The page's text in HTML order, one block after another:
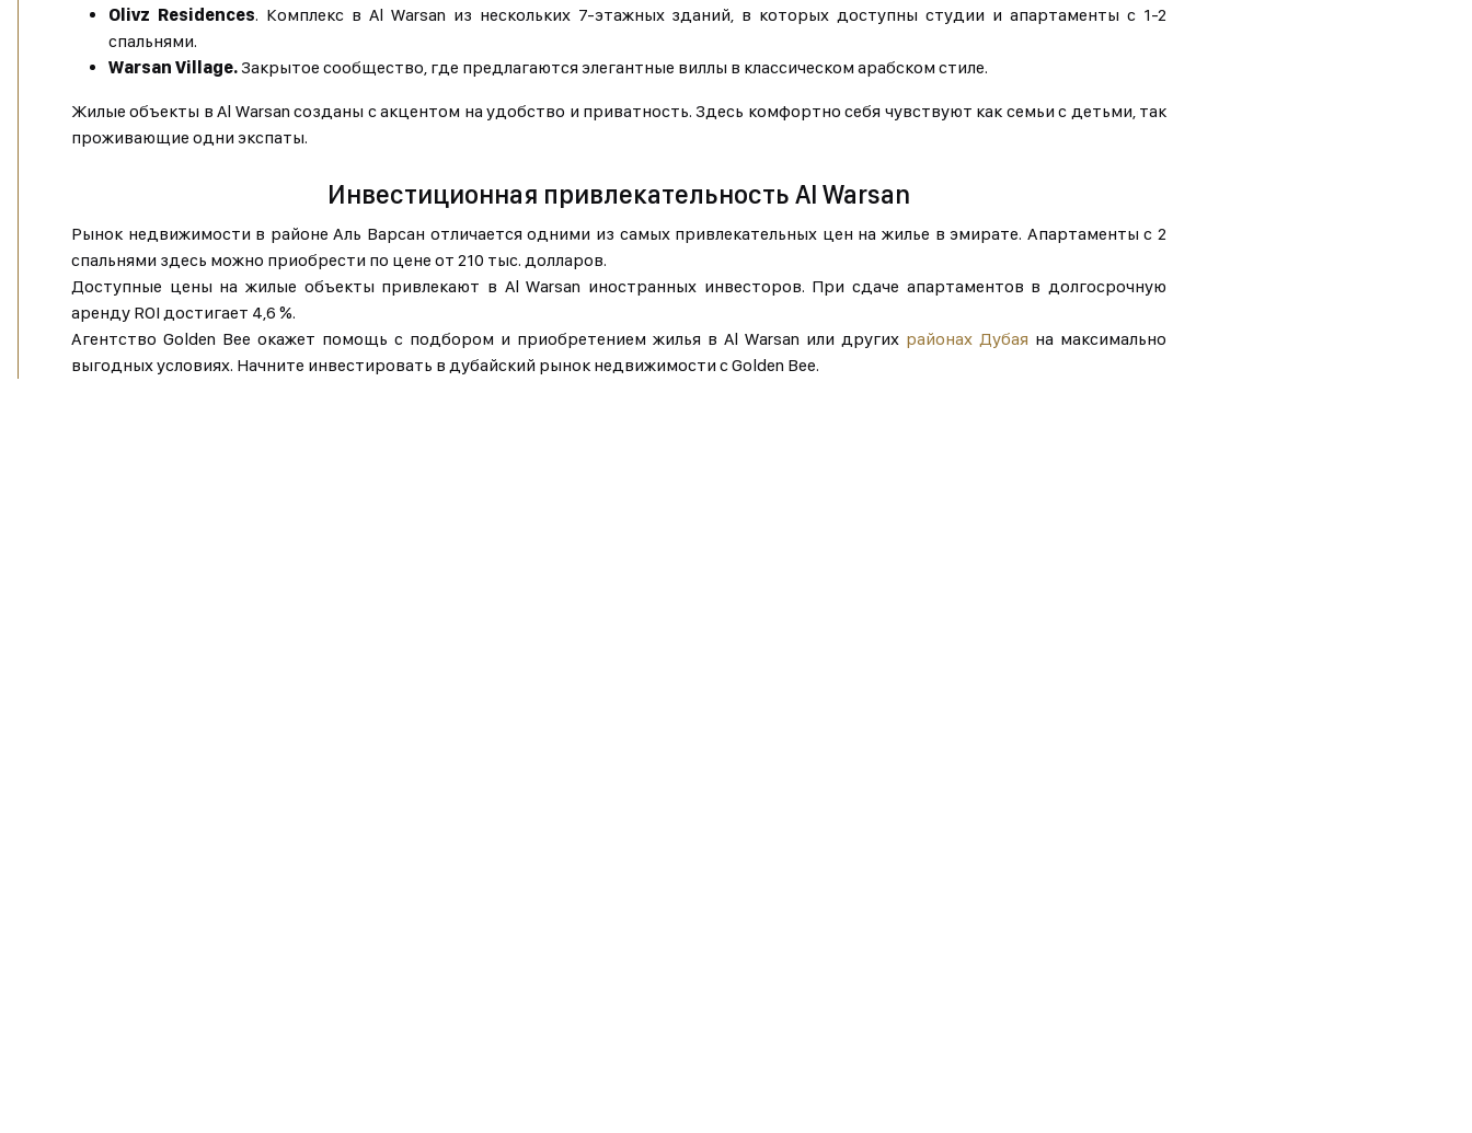
Olivz Residences. Комплекс в Al Warsan из нескольких 7-этажных зданий, в которых доступны студии и апартаменты с 1-2
спальнями.
Warsan Village.Закрытое сообщество, где предлагаются элегантные виллы в классическом арабском стиле.
Жилые объекты в Al Warsan созданы с акцентом на удобство и приватность. Здесь комфортно себя чувствуют как семьи с детьми, так
проживающие одни экспаты.
Инвестиционная привлекательность Al Warsan
Рынок недвижимости в районе Аль Варсан отличается одними из самых привлекательных цен на жилье в эмирате. Апартаменты с 2
спальнями здесь можно приобрести по цене от 210 тыс. долларов.
Доступные цены на жилые объекты привлекают в Al Warsan иностранных инвесторов. При сдаче апартаментов в долгосрочную
аренду ROI достигает 4,6 %.
Агентство Golden Bee окажет помощь с подбором и приобретением жилья в Al Warsan или других районах Дубая на максимально
выгодных условиях. Начните инвестировать в дубайский рынок недвижимости с Golden Bee.